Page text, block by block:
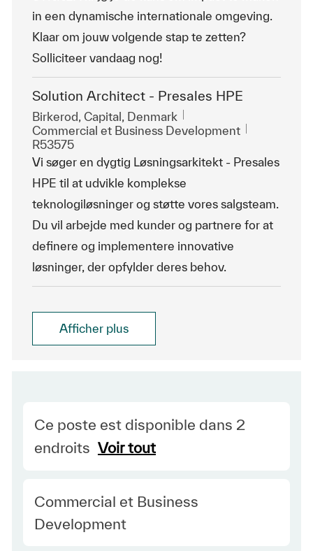
in een dynamische internationale omgeving.
Klaar om jouw volgende stap te zetten?
Solliciteer vandaag nog!
Solution Architect - Presales HPE
Emplacement
Birkerod, Capital, Denmark
Catégorie
Commercial et Business Development
R53575
Vi søger en dygtig Løsningsarkitekt - Presales
HPE til at udvikle komplekse
teknologiløsninger og støtte vores salgsteam.
Du vil arbejde med kunder og partnere for at
definere og implementere innovative
løsninger, der opfylder deres behov.
Afficher plus
Ce poste est disponible dans 2
endroits Voir tout
Category
Commercial et Business
Development